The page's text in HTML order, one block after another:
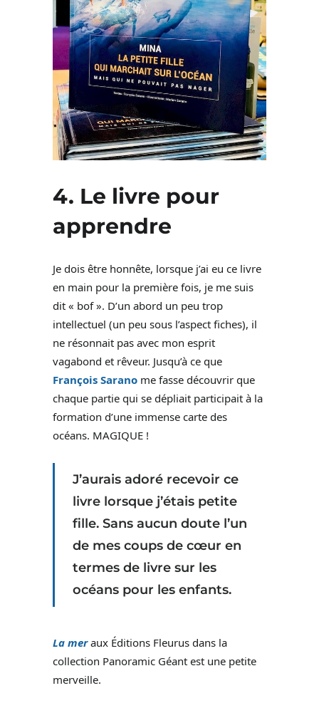
4. Le livre pour
apprendre
Je dois être honnête, lorsque j’ai eu ce livre
en main pour la première fois, je me suis
dit « bof ». D’un abord un peu trop
intellectuel (un peu sous l’aspect fiches), il
ne résonnait pas avec mon esprit
vagabond et rêveur. Jusqu’à ce que
François Sarano me fasse découvrir que
chaque partie qui se dépliait participait à la
formation d’une immense carte des
océans. MAGIQUE !
J’aurais adoré recevoir ce
livre lorsque j’étais petite
fille. Sans aucun doute l’un
de mes coups de cœur en
termes de livre sur les
océans pour les enfants.
La meraux Éditions Fleurus dans la
collection Panoramic Géant est une petite
merveille.